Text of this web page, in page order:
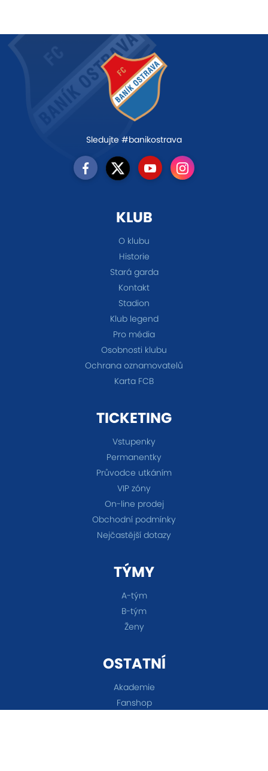
Sledujte #banikostrava
KLUB
O klubu
Historie
Stará garda
Kontakt
Stadion
Klub legend
Pro média
Osobnosti klubu
Ochrana oznamovatelů
Karta FCB
TICKETING
Vstupenky
Permanentky
Průvodce utkáním
VIP zóny
On-line prodej
Obchodní podmínky
Nejčastější dotazy
TÝMY
A-tým
B-tým
Ženy
OSTATNÍ
Akademie
Fanshop